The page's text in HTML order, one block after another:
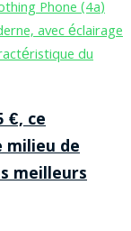
€, ce
milieu de
meilleurs